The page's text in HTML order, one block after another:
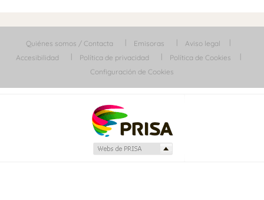
Quiénes somos / Contacta Emisoras
Aviso legal
Accesibilidad
Política de privacidad
Política de Cookies
Configuración de Cookies